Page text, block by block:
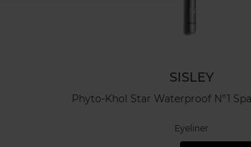
SISLEY
Phyto-Khol Star Waterproof N°1
Eyeliner